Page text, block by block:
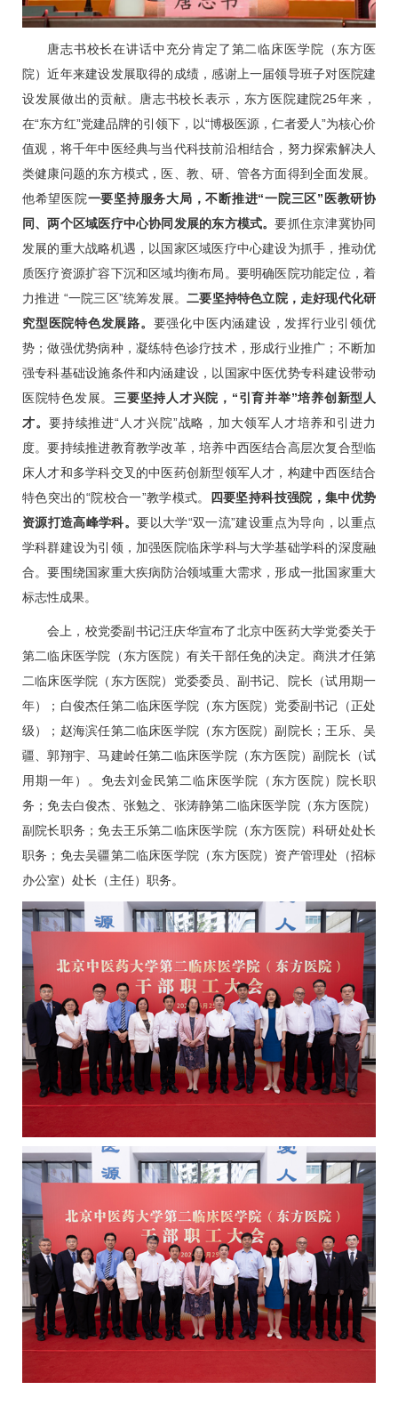
唐志书校长在讲话中充分肯定了第二临床医学院（东方医
院）近年来建设发展取得的成绩，感谢上一届领导班子对医院建
设发展做出的贡献。唐志书校长表示，东方医院建院25年来，
在“东方红”党建品牌的引领下，以“博极医源，仁者爱人”为核心价
值观，将千年中医经典与当代科技前沿相结合，努力探索解决人
类健康问题的东方模式，医、教、研、管各方面得到全面发展。
他希望医院一要坚持服务大局，不断推进“一院三区”医教研协
同、两个区域医疗中心协同发展的东方模式。要抓住京津冀协同
发展的重大战略机遇，以国家区域医疗中心建设为抓手，推动优
质医疗资源扩容下沉和区域均衡布局。要明确医院功能定位，着
力推进 “一院三区”统筹发展。二要坚持特色立院，走好现代化研
究型医院特色发展路。 要强化中医内涵建设，发挥行业引领优
势；做强优势病种，凝练特色诊疗技术，形成行业推广；不断加
强专科基础设施条件和内涵建设，以国家中医优势专科建设带动
医院特色发展。 三要坚持人才兴院，“引育并举”培养创新型人
才。 要持续推进“人才兴院”战略，加大领军人才培养和引进力
度。要持续推进教育教学改革，培养中西医结合高层次复合型临
床人才和多学科交叉的中医药创新型领军人才，构建中西医结合
特色突出的“院校合一”教学模式。
四要坚持科技强院，集中优势
资源打造高峰学科。要以大学“双一流”建设重点为导向，以重点
学科群建设为引领，加强医院临床学科与大学基础学科的深度融
合。要围绕国家重大疾病防治领域重大需求，形成一批国家重大
标志性成果。
会上，校党委副书记汪庆华宣布了北京中医药大学党委关于
第二临床医学院（东方医院）有关干部任免的决定。商洪才任第
二临床医学院（东方医院）党委委员、副书记、院长（试用期一
年）；白俊杰任第二临床医学院（东方医院）党委副书记（正处
级）； 赵海滨任第二临床医学院（东方医院）副院长； 王乐、吴
疆、郭翔宇 、马建岭任第二临床医学院（东方医院）副院长（试
用期一年）。免去刘金民第二临床医学院（东方医院）院长职
务；免去白俊杰、 张勉之 张涛静第二临床医学院（东方医院）
副院长职务；免去王乐第二临床医学院（东方医院）科研处处长
职务；免去吴疆第二临床医学院（东方医院）资产管理处（招标
办公室）处长（主任）职务。